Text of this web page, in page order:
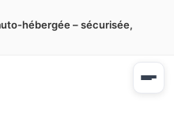
hébergée – sécurisée,